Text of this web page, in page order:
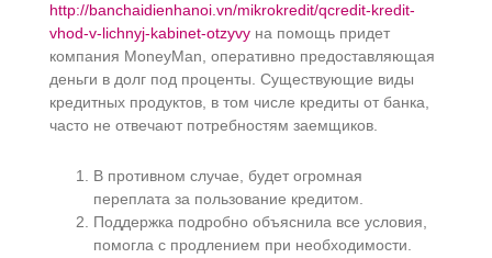
http://banchaidienhanoi.vn/mikrokredit/qcredit-kredit-
vhod-v-lichnyj-kabinet-otzyvy на помощь придет
компания MoneyMan, оперативно предоставляющая
деньги в долг под проценты. Существующие виды
кредитных продуктов, в том числе кредиты от банка,
часто не отвечают потребностям заемщиков.
В противном случае, будет огромная
переплата за пользование кредитом.
Поддержка подробно объяснила все условия,
помогла с продлением при необходимости.